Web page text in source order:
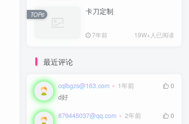
卡刀定制
7年前 19W+人已阅读
TOP6
最近评论
cqlbgzs@163.com 1年前
0
d好
879445037@qq.com 2年前
0
卡刀定制
7年前 19W+人已阅读
TOP6
cqlbgzs@163.com 1年前
0
d好
879445037@qq.com 2年前
0